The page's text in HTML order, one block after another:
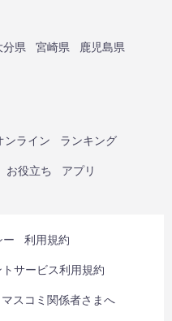
分県 宮崎県
鹿児島県
ンライン ランキング
お役立ち アプリ
ー 利用規約
サービス利用規約
マスコミ関係者さまへ